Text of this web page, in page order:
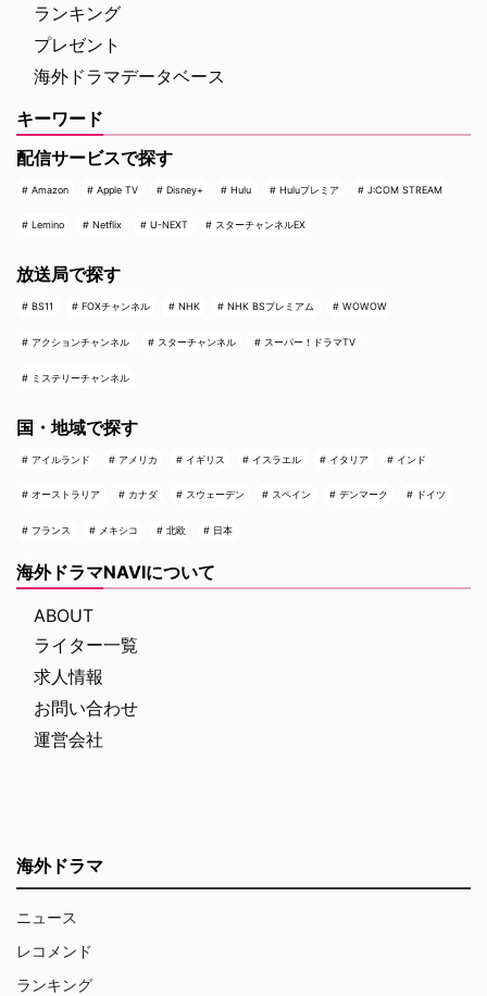
ランキング
プレゼント
海外ドラマデータベース
キーワード
配信サービスで探す
Amazon Apple TV Disney+ Hulu Huluプレミア J:COM STREAM
Lemino Netflix U-NEXT スターチャンネルEX
放送局で探す
BS11 FOXチャンネル NHK NHK BSプレミアム WOWOW
アクションチャンネル スターチャンネル スーパー！ドラマTV
ミステリーチャンネル
国・地域で探す
アイルランド アメリカ イギリス イスラエル イタリア インド
オーストラリア カナダ スウェーデン スペイン デンマーク ドイツ
フランス メキシコ 北欧 日本
海外ドラマNAVIについて
ABOUT
ライター一覧
求人情報
お問い合わせ
運営会社
海外ドラマ
ニュース
レコメンド
ランキング